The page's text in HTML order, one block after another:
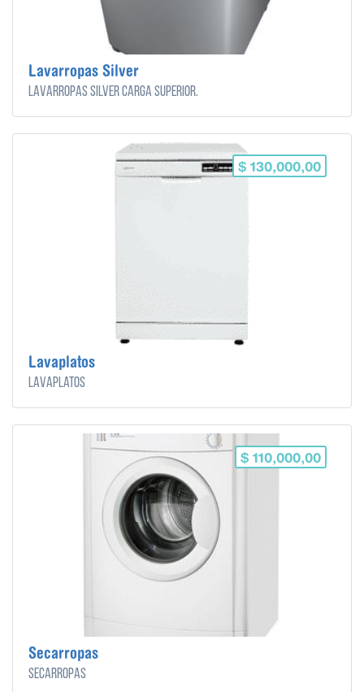
Lavarropas Silver
Lavarropas Silver carga superior.
$ 130,000,00
Lavaplatos
Lavaplatos
$ 110,000,00
Secarropas
Secarropas